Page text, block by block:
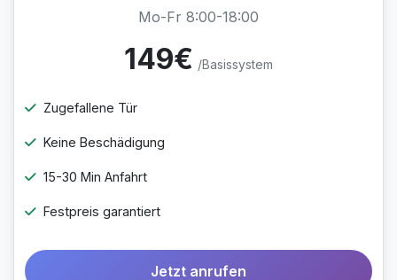
Mo-Fr 8:00-18:00
149€ /Basissystem
Zugefallene Tür
Keine Beschädigung
15-30 Min Anfahrt
Festpreis garantiert
Jetzt anrufen